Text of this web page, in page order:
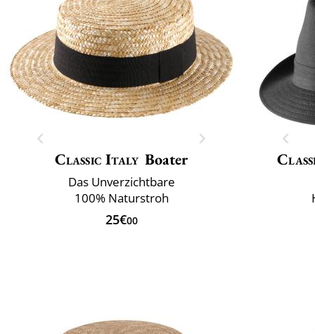
Classic Italy Boater
Das Unverzichtbare
100% Naturstroh
25€00